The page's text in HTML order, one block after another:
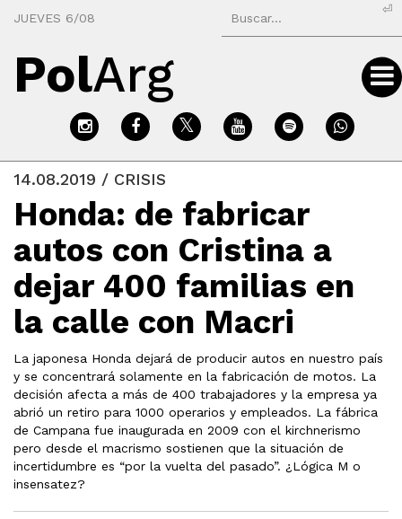
JUEVES 6/08
⏎
PolArg
14.08.2019 / CRISIS
Honda: de fabricar
autos con Cristina a
dejar 400 familias en
la calle con Macri
La japonesa Honda dejará de producir autos en nuestro país
y se concentrará solamente en la fabricación de motos. La
decisión afecta a más de 400 trabajadores y la empresa ya
abrió un retiro para 1000 operarios y empleados. La fábrica
de Campana fue inaugurada en 2009 con el kirchnerismo
pero desde el macrismo sostienen que la situación de
incertidumbre es “por la vuelta del pasado”. ¿Lógica M o
insensatez?